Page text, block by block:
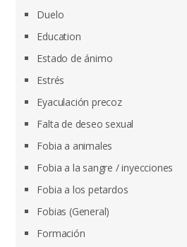
Duelo
Education
Estado de ánimo
Estrés
Eyaculación precoz
Falta de deseo sexual
Fobia a animales
Fobia a la sangre / inyecciones
Fobia a los petardos
Fobias (General)
Formación